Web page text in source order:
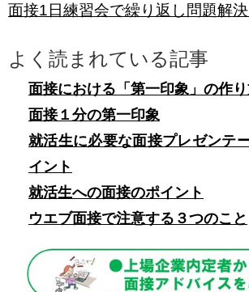
面接1日練習会で繰り返し問題解決
よく読まれている記事
面接における「第一印象」の作
面接１分の第一印象
就活生に必要な面接プレゼンテ
イント
就活生への面接のポイント
ウエブ面接で注意する３つのこと